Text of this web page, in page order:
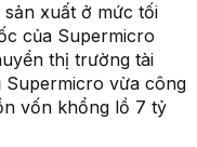
xuất ở mức tối
của Supermicro
thị trường tài
Supermicro vừa công
vốn khổng lồ 7 tỷ